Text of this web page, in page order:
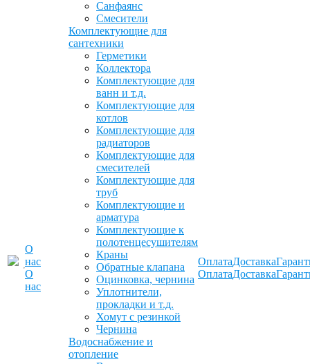
О
нас
О
нас
Санфаянс
Смесители
Комплектующие для
сантехники
Герметики
Коллектора
Комплектующие для
ванн и т.д.
Комплектующие для
котлов
Комплектующие для
радиаторов
Комплектующие для
смесителей
Комплектующие для
труб
Комплектующие и
арматура
Комплектующие к
полотенцесушителям
Краны
Обратные клапана
Оцинковка, чернина
Уплотнители,
прокладки и т.д.
Хомут с резинкой
Чернина
Водоснабжение и
отопление
Оплата
Оплата
Доставка
Доставка